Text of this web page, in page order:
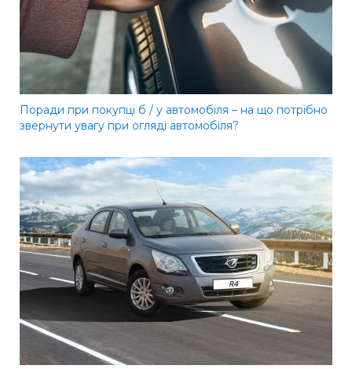
Поради при покупці б / у автомобіля – на що потрібно
звернути увагу при огляді автомобіля?